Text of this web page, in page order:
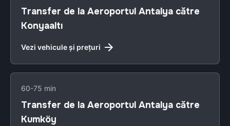
Transfer de la Aeroportul Antalya către
Konyaaltı
Vezi vehicule și prețuri
60-75 min
Transfer de la Aeroportul Antalya către
Kumköy